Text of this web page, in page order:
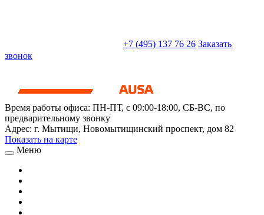
+7 (495) 137 76 26 Заказать
звонок
Время работы офиса: ПН-ПТ, с 09:00-18:00, СБ-ВС, по
предварительному звонку
Адрес: г. Мытищи, Новомытищинский проспект, дом 82
Показать на карте
Меню